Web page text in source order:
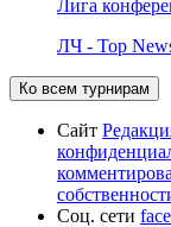
Лига
ЛЧ - Top
Ко всем турнирам
Сайт
Соц. сети